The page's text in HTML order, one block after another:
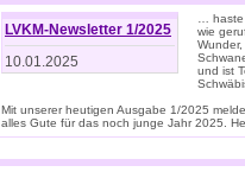
LVKM-Newsletter 1/2025
10.01.2025
…
wie
und ist
Mit unserer heutigen Ausgabe 1/2025
alles Gute für das noch junge Jahr 2025.